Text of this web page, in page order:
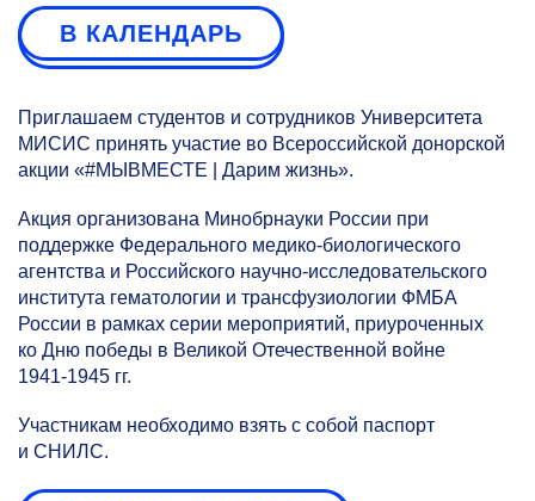
В КАЛЕНДАРЬ
Приглашаем студентов и сотрудников Университета
МИСИС принять участие во Всероссийской донорской
акции «#МЫВМЕСТЕ | Дарим жизнь».
Акция организована Минобрнауки России при
поддержке Федерального медико-биологического
агентства и Российского научно-исследовательского
института гематологии и трансфузиологии ФМБА
России в рамках серии мероприятий, приуроченных
ко Дню победы в Великой Отечественной войне
1941-1945 гг.
Участникам необходимо взять с собой паспорт
и СНИЛС.